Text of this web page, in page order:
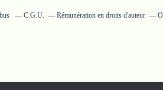
C.G.U. Rémunération en droits d'auteur